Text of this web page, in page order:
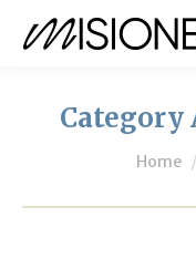
Category
You
Home